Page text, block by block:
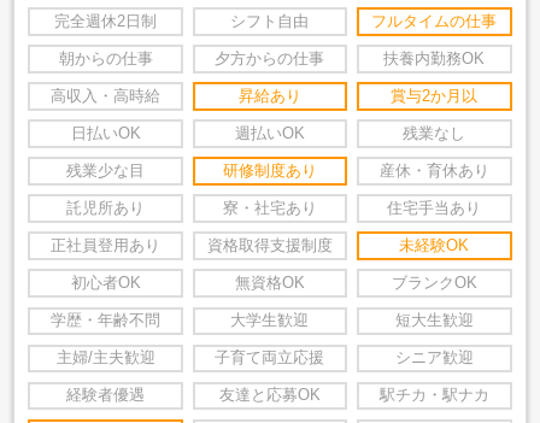
完全週休2日制 シフト自由 フルタイムの仕事
朝からの仕事 夕方からの仕事 扶養内勤務OK
高収入・高時給 昇給あり 賞与2か月以
日払いOK 週払いOK 残業なし
残業少な目 研修制度あり 産休・育休あり
託児所あり 寮・社宅あり 住宅手当あり
正社員登用あり 資格取得支援制度 未経験OK
初心者OK 無資格OK ブランクOK
学歴・年齢不問 大学生歓迎 短大生歓迎
主婦/主夫歓迎 子育て両立応援 シニア歓迎
経験者優遇 友達と応募OK 駅チカ・駅ナカ